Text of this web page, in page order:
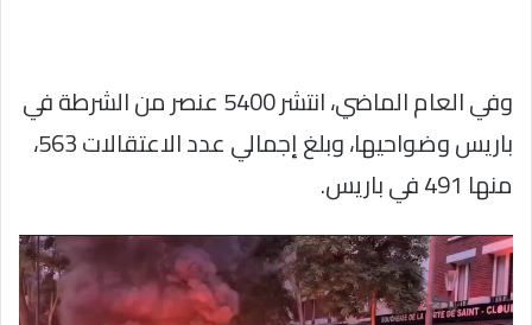
وفي العام الماضي، انتشر 5400 عنصر من الشرطة في
باريس وضواحيها، وبلغ إجمالي عدد الاعتقالات 563،
منها 491 في باريس.
مشغل
الفيديو